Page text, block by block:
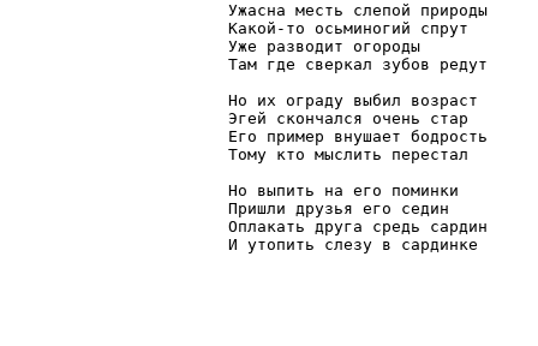
Ужасна месть слепой природы
Какой-то осьминогий спрут
Уже разводит огороды
Там где сверкал зубов редут
Но их ограду выбил возраст
Эгей скончался очень стар
Его пример внушает бодрость
Тому кто мыслить перестал
Но выпить на его поминки
Пришли друзья его седин
Оплакать друга средь сардин
И утопить слезу в сардинке